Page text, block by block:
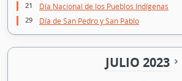
21 Día Nacional de los Pueblos Indígenas
29 Día de San Pedro y San Pablo
JULIO 2023